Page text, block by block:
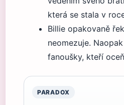
která se stala v
Billie opakovaně
neomezuje.
fanoušky, kteří
PARADOX